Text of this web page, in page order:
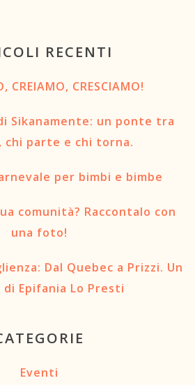
RECENTI
CREIAMO, CRESCIAMO!
Sikanamente: un ponte tra
chi parte e chi torna.
per bimbi e bimbe
comunità? Raccontalo con
una foto!
Dal Quebec a Prizzi. Un
Epifania Lo Presti
Eventi